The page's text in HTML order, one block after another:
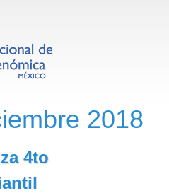
2018
4to